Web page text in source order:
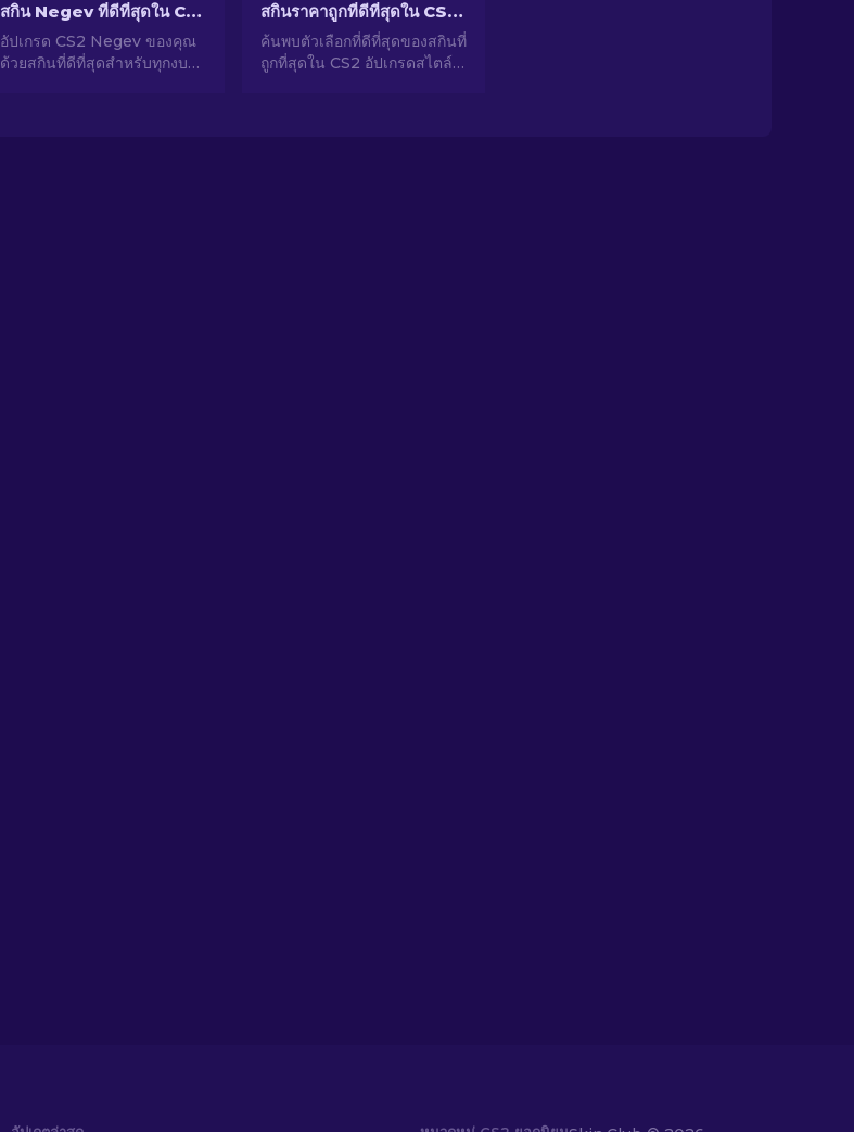
สกิน Negev ที่ดีที่สุดใน CS2 ในทุกงบประมาณ [2026]
อัปเกรด CS2 Negev ของคุณ
ด้วยสกินที่ดีที่สุดสำหรับทุกงบ
สกินราคาถูกที่ดีที่สุดใน CS2 [2026]
ค้นพบตัวเลือกที่ดีที่สุดของสกินที่
ถูกที่สุดใน CS2 อัปเกรดสไตล์